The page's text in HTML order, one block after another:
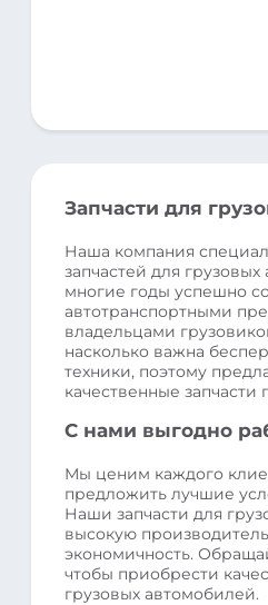
Запчасти для
Наша компания
запчастей для
многие годы успешно
автотранспортными
владельцами
насколько важна
техники, поэтому
качественные
С нами выгодно
Мы ценим каждого
предложить лучшие
Наши запчасти для
высокую
экономичность.
чтобы приобрести
грузовых автомобилей.